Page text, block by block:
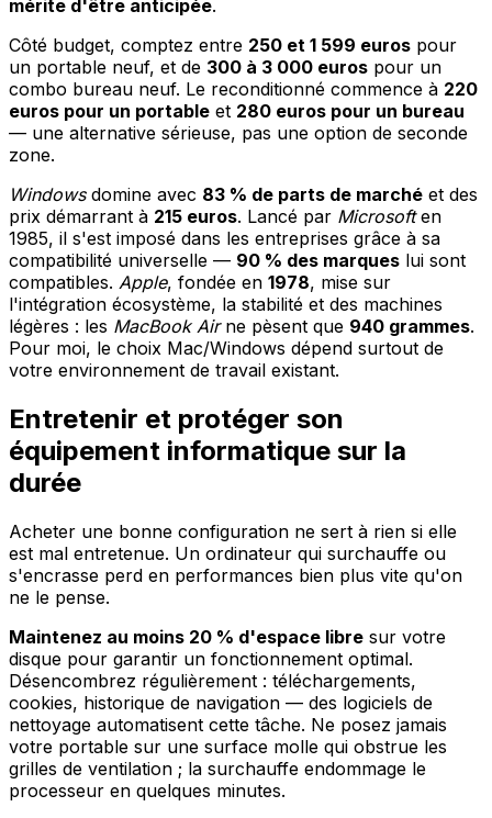
mérite d'être anticipée.
Côté budget, comptez entre 250 et 1 599 euros pour
un portable neuf, et de 300 à 3 000 euros pour un
combo bureau neuf. Le reconditionné commence à 220
euros pour un portable et 280 euros pour un bureau
— une alternative sérieuse, pas une option de seconde
zone.
Windowsdomine avec 83 % de parts de marché et des
prix démarrant à 215 euros. Lancé par Microsoften
1985, il s'est imposé dans les entreprises grâce à sa
compatibilité universelle — 90 % des marques lui sont
compatibles. Apple, fondée en 1978, mise sur
l'intégration écosystème, la stabilité et des machines
légères : les MacBook Airne pèsent que 940 grammes.
Pour moi, le choix Mac/Windows dépend surtout de
votre environnement de travail existant.
Entretenir et protéger son
équipement informatique sur la
durée
Acheter une bonne configuration ne sert à rien si elle
est mal entretenue. Un ordinateur qui surchauffe ou
s'encrasse perd en performances bien plus vite qu'on
ne le pense.
Maintenez au moins 20 % d'espace libre sur votre
disque pour garantir un fonctionnement optimal.
Désencombrez régulièrement : téléchargements,
cookies, historique de navigation — des logiciels de
nettoyage automatisent cette tâche. Ne posez jamais
votre portable sur une surface molle qui obstrue les
grilles de ventilation ; la surchauffe endommage le
processeur en quelques minutes.